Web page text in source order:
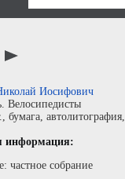
Иосифович
Велосипедисты
бумага, автолитография,
информация:
частное собрание